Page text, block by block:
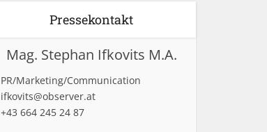
Pressekontakt
Mag. Stephan Ifkovits M.A.
PR/Marketing/Communication
ifkovits@observer.at
+43 664 245 24 87